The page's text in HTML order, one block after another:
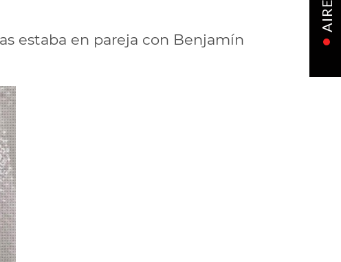
estaba en pareja con Benjamín
AIRE